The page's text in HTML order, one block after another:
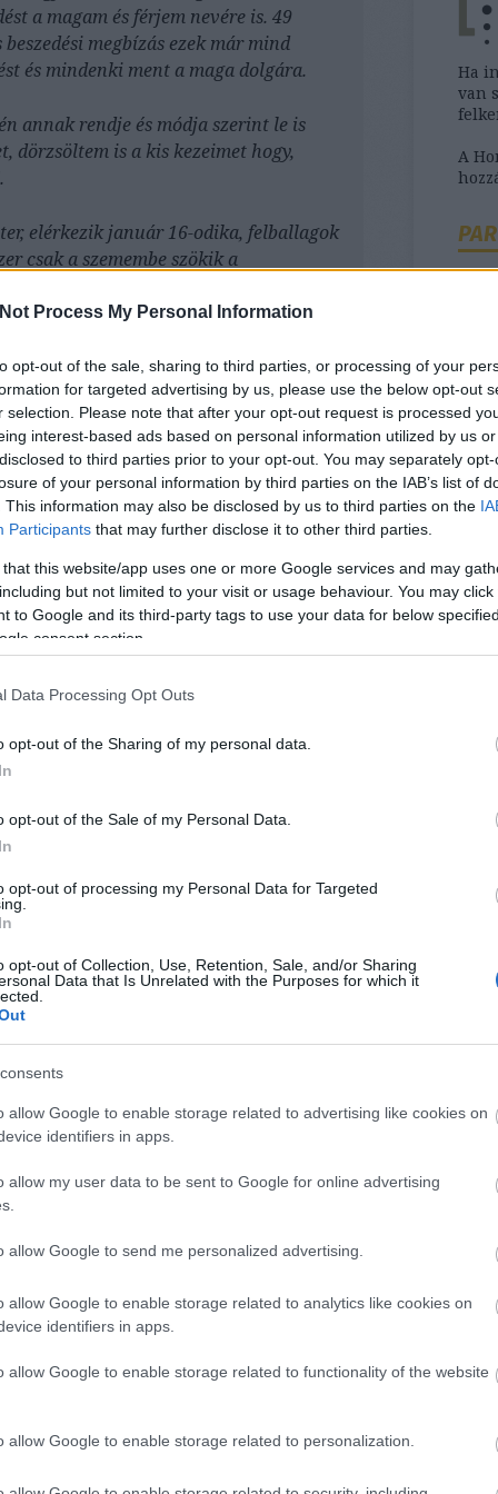
Process My Personal Information
opt-out of the sale, sharing to third parties, or processing of your
for targeted advertising by us, please use the below opt-out
selection. Please note that after your opt-out request is processed
interest-based ads based on personal information utilized by us
to third parties prior to your opt-out. You may separately
of your personal information by third parties on the IAB’s list of
This information may also be disclosed by us to third parties on the
Participants that may further disclose it to other third parties.
that this website/app uses one or more Google services and may
but not limited to your visit or usage behaviour. You may
to Google and its third-party tags to use your data for below
consent section.
Data Processing Opt Outs
opt-out of the Sharing of my personal data.
opt-out of the Sale of my Personal Data.
opt-out of processing my Personal Data for Targeted
opt-out of Collection, Use, Retention, Sale, and/or Sharing
Data that Is Unrelated with the Purposes for which it
allow Google to enable storage related to advertising like cookies on
identifiers in apps.
allow my user data to be sent to Google for online advertising
allow Google to send me personalized advertising.
allow Google to enable storage related to analytics like cookies on
identifiers in apps.
allow Google to enable storage related to functionality of the website
allow Google to enable storage related to personalization.
a magam és férjem nevére is. 49
megbízás ezek már mind
és mindenki ment a maga dolgára.
annak rendje és módja szerint le is
dörzsöltem is a kis kezeimet hogy,
elérkezik január 16-odika, felballagok
csak a szemembe szökik a
hónapra. Mondom ez meg mi?
az rendben van, de úgy néz ki
is megterhelte a számlámat a
a csoportos megbízást és írtam
a postaládámban egy vaskos boríték
csekkesre és leszek szíves
megérkezik a válasz a
jogosan elutasítják a kérelmemet,
beszedési megbízás (beszedés)
a betétek beszedését a kiutalás
megszűnésekor megszünteti.
hónapra, 3 hónapig ülnek rajta és ha
akkor még akár plusz egy hónapig
beszedik tőlem a további
(én és férjem befizetései egyben),
akkor ez az összeg jelenleg
jár állami támogatás és kamat sem,
nekem 3 hónapon keresztül hiányzik ez
egy ilyen kitételt az ÁSZF-be?
meghatározott megtakarítás
általam nekik nyújtott kölcsön is
tök egyértelmű hogy az utolsó
a csoportos beszedéssel fizetőket
olvasni a tetves ÁSZF-et de ki a
minden logikát nélkülöző kitétel?
"futamidő" végét, a kiutalást és a
nem képesek ez E-banking
hogy "Te balga állat, töröld már a
képtelenek vagyunk megoldani."
feltöltésének lehetőségét se, teszem
szerződéses pakkot és egy büdös
még azt se tudom leellenőrizni, hogy a
volt ez a paragrafus vagy sem.
az állami támogatás eltűnte után is ezt
tudom nekik ajánlani az OTP-t.
Ha
van
A
Ha
Az
A
(171 )
)